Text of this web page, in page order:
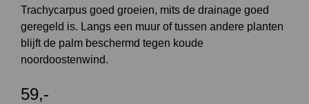
Trachycarpus goed groeien, mits de drainage goed
geregeld is. Langs een muur of tussen andere planten
blijft de palm beschermd tegen koude
noordoostenwind.
59,-